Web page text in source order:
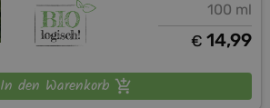
100 ml
€ 14,99
In den Warenkorb